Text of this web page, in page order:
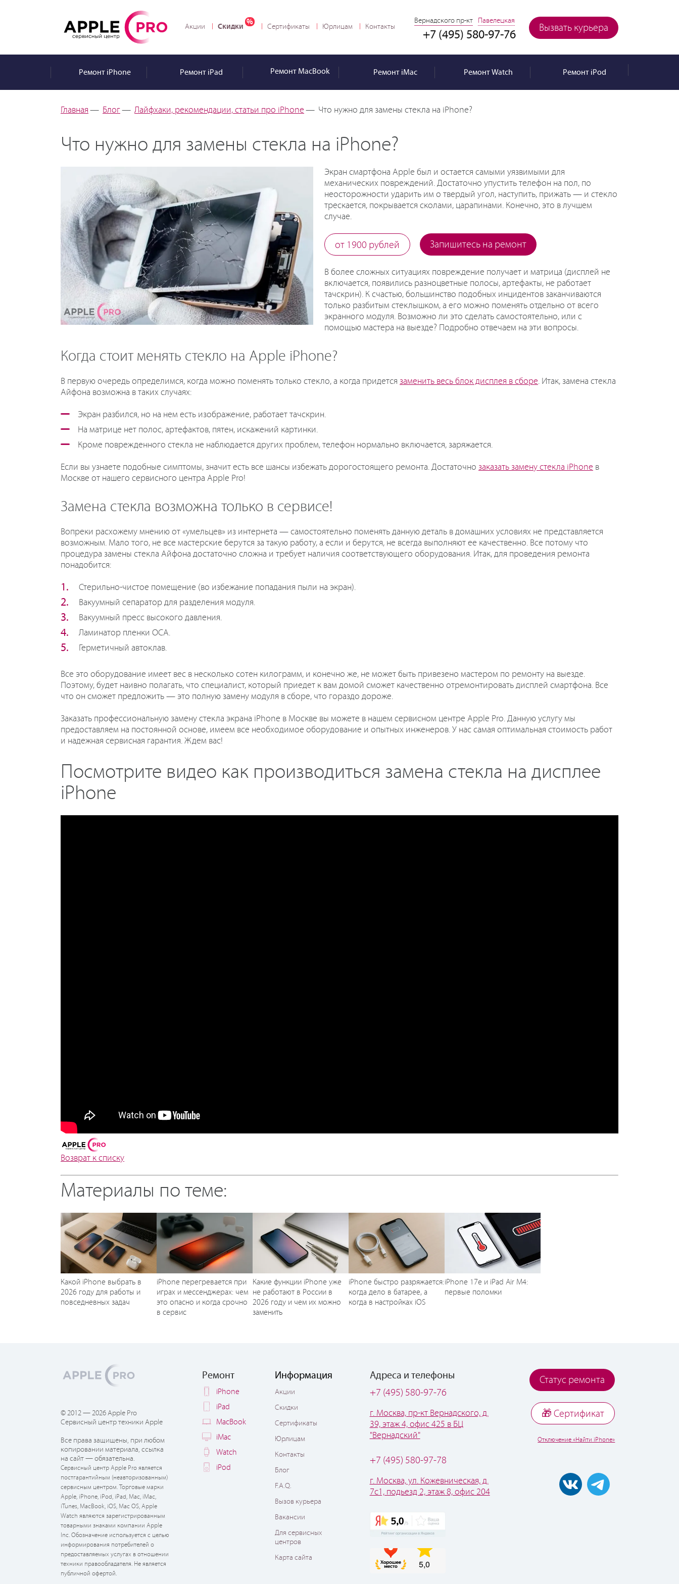
Вызвать курьера
Вернадского пр-кт Павелецкая
+7 (495) 580-97-76
Акции Скидки Сертификаты Юрлицам Контакты
РемонтiPhone РемонтiPad Ремонт MacBook РемонтiMac РемонтWatch РемонтiPod
Главная — Блог— Лайфхаки, рекомендации, статьи про iPhone — Что нужно для замены стекла на iPhone?
Что нужно для замены стекла на iPhone?
Экран смартфона Apple был и остается самыми уязвимыми для
механических повреждений. Достаточно упустить телефон на пол, по
неосторожности ударить им о твердый угол, наступить, прижать — и стекло
трескается, покрывается сколами, царапинами. Конечно, это в лучшем
случае.
от 1900 рублей Запишитесь на ремонт
В более сложных ситуациях повреждение получает и матрица (дисплей не
включается, появились разноцветные полосы, артефакты, не работает
тачскрин). К счастью, большинство подобных инцидентов заканчиваются
только разбитым стеклышком, а его можно поменять отдельно от всего
экранного модуля. Возможно ли это сделать самостоятельно, или с
помощью мастера на выезде? Подробно отвечаем на эти вопросы.
Когда стоит менять стекло на Apple iPhone?
В первую очередь определимся, когда можно поменять только стекло, а когда придется заменить весь блок дисплея в сборе. Итак, замена стекла
Айфона возможна в таких случаях:
Экран разбился, но на нем есть изображение, работает тачскрин.
На матрице нет полос, артефактов, пятен, искажений картинки.
Кроме поврежденного стекла не наблюдается других проблем, телефон нормально включается, заряжается.
Если вы узнаете подобные симптомы, значит есть все шансы избежать дорогостоящего ремонта. Достаточно заказать замену стекла iPhone в
Москве от нашего сервисного центра Apple Pro!
Замена стекла возможна только в сервисе!
Вопреки расхожему мнению от «умельцев» из интернета — самостоятельно поменять данную деталь в домашних условиях не представляется
возможным. Мало того, не все мастерские берутся за такую работу, а если и берутся, не всегда выполняют ее качественно. Все потому что
процедура замены стекла Айфона достаточно сложна и требует наличия соответствующего оборудования. Итак, для проведения ремонта
понадобится:
Стерильно-чистое помещение (во избежание попадания пыли на экран).
Вакуумный сепаратор для разделения модуля.
Вакуумный пресс высокого давления.
Ламинатор пленки OCA.
Герметичный автоклав.
Все это оборудование имеет вес в несколько сотен килограмм, и конечно же, не может быть привезено мастером по ремонту на выезде.
Поэтому, будет наивно полагать, что специалист, который приедет к вам домой сможет качественно отремонтировать дисплей смартфона. Все
что он сможет предложить — это полную замену модуля в сборе, что гораздо дороже.
Заказать профессиональную замену стекла экрана iPhone в Москве вы можете в нашем сервисном центре Apple Pro. Данную услугу мы
предоставляем на постоянной основе, имеем все необходимое оборудование и опытных инженеров. У нас самая оптимальная стоимость работ
и надежная сервисная гарантия. Ждем вас!
Посмотрите видео как производиться замена стекла на дисплее
iPhone
Возврат к списку
Материалы по теме:
Какой iPhone выбрать в
2026 году для работы и
повседневных задач
iPhone перегревается при
играх и мессенджерах: чем
это опасно и когда срочно
в сервис
Какие функции iPhone уже
не работают в России в
2026 году и чем их можно
заменить
iPhone быстро разряжается:
когда дело в батарее, а
когда в настройках iOS
iPhone 17e и iPad Air M4:
первые поломки
© 2012 — 2026 Apple Pro
Сервисный центр техники Apple
Все права защищены, при любом
копировании материала, ссылка
на сайт — обязательна.
Сервисный центр Apple Pro является
постгарантийным (неавторизованным)
сервисным центром. Торговые марки
Apple, iPhone, iPod, iPad, Mac, iMac,
iTunes, MacBook, iOS, Mac OS, Apple
Watch являются зарегистрированным
товарными знаками компании Apple
Inc. Обозначение используется с целью
информирования потребителей о
предоставляемых услугах в отношении
техники правообладателя. Не является
публичной офертой.
Ремонт
iPhone
iPad
MacBook
iMac
Watch
iPod
Информация
Акции
Скидки
Сертификаты
Юрлицам
Контакты
Блог
F.A.Q.
Вызов курьера
Вакансии
Для сервисных
центров
Карта сайта
Адреса и телефоны
+7 (495) 580-97-76
г. Москва, пр-кт Вернадского, д.
39, этаж 4, офис 425 в БЦ
"Вернадский"
+7 (495) 580-97-78
г. Москва, ул. Кожевническая, д.
7с1, подьезд 2, этаж 8, офис 204
Статус ремонта
🎁 Cертификат
Отключение «Найти iPhone»